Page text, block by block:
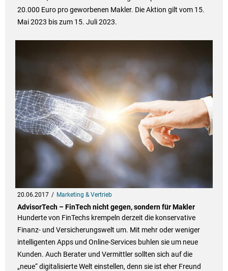
20.000 Euro pro geworbenen Makler. Die Aktion gilt vom 15.
Mai 2023 bis zum 15. Juli 2023.
20.06.2017 Marketing & Vertrieb
AdvisorTech – FinTech nicht gegen, sondern für Makler
Hunderte von FinTechs krempeln derzeit die konservative
Finanz- und Versicherungswelt um. Mit mehr oder weniger
intelligenten Apps und Online-Services buhlen sie um neue
Kunden. Auch Berater und Vermittler sollten sich auf die
„neue“ digitalisierte Welt einstellen, denn sie ist eher Freund